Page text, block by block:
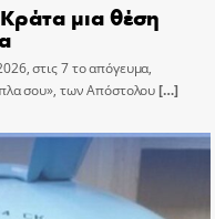
μια θέση
στις 7 το απόγευμα,
σου», των Απόστολου[…]